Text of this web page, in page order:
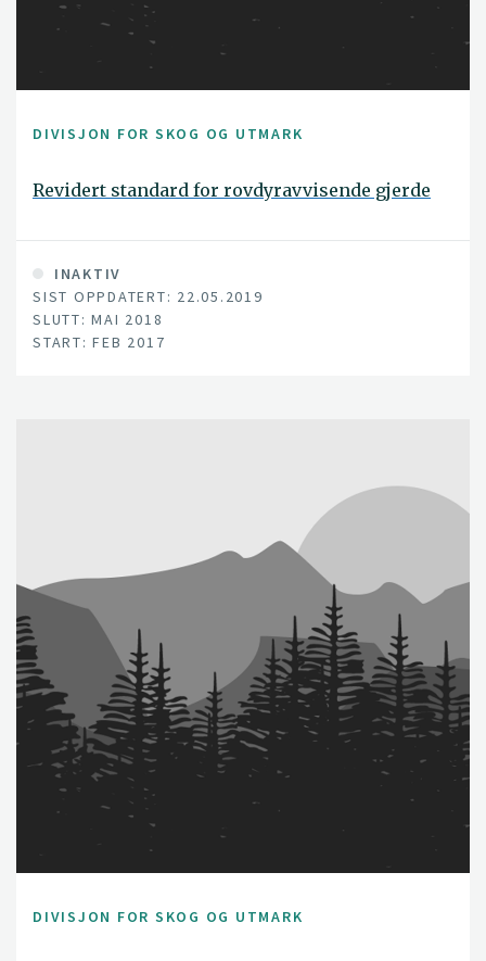
DIVISJON FOR SKOG OG UTMARK
Revidert standard for rovdyravvisende gjerde
INAKTIV
SIST OPPDATERT: 22.05.2019
SLUTT: MAI 2018
START: FEB 2017
DIVISJON FOR SKOG OG UTMARK